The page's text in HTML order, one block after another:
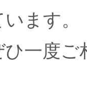
ます。
ひ一度ご